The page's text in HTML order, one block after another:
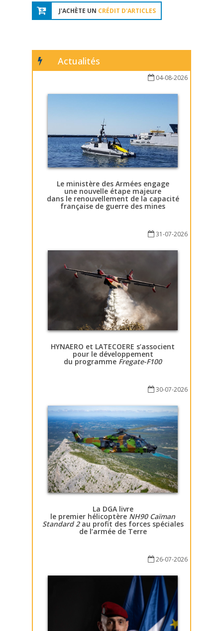
J'ACHÈTE UN CRÉDIT D'ARTICLES
Actualités
04-08-2026
Le ministère des Armées engage
une nouvelle étape majeure
dans le renouvellement de la capacité
française de guerre des mines
31-07-2026
HYNAERO et LATECOERE s’associent
pour le développement
du programme Fregate-F100
30-07-2026
La DGA livre
le premier hélicoptère NH90 Caïman
Standard 2au profit des forces spéciales
de l’armée de Terre
26-07-2026